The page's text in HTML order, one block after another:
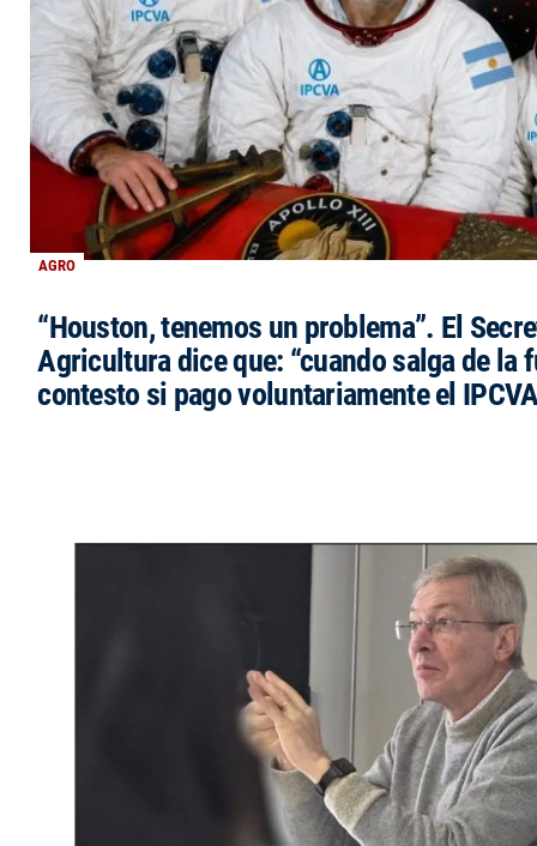
AGRO
“Houston, tenemos un problema”. El
Agricultura dice que: “cuando salga de la
contesto si pago voluntariamente el